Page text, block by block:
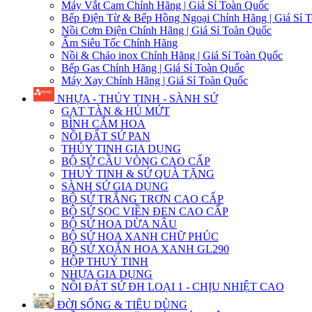
Máy Vắt Cam Chính Hãng | Giá Sỉ Toàn Quốc
Bếp Điện Từ & Bếp Hồng Ngoại Chính Hãng | Giá Sỉ
Nồi Cơm Điện Chính Hãng | Giá Sỉ Toàn Quốc
Ấm Siêu Tốc Chính Hãng
Nồi & Chảo inox Chính Hãng | Giá Sỉ Toàn Quốc
Bếp Gas Chính Hãng | Giá Sỉ Toàn Quốc
Máy Xay Chính Hãng | Giá Sỉ Toàn Quốc
NHỰA - THỦY TINH - SÀNH SỨ
GẠT TÀN & HỦ MỨT
BÌNH CẮM HOA
NỒI ĐẤT SỨ PAN
THỦY TINH GIA DỤNG
BỘ SỨ CẦU VÒNG CAO CẤP
THUỶ TINH & SỨ QUÀ TẶNG
SÀNH SỨ GIA DỤNG
BỘ SỨ TRẮNG TRƠN CAO CẤP
BỘ SỨ SỌC VIỀN ĐEN CAO CẤP
BỘ SỨ HOA DỪA NÂU
BỘ SỨ HOA XANH CHỮ PHÚC
BỘ SỨ XOẮN HOA XANH GL290
HỘP THUỶ TINH
NHỰA GIA DỤNG
NỒI ĐÁT SỨ ĐH LOẠI 1 - CHỊU NHIỆT CAO
ĐỜI SỐNG & TIÊU DÙNG